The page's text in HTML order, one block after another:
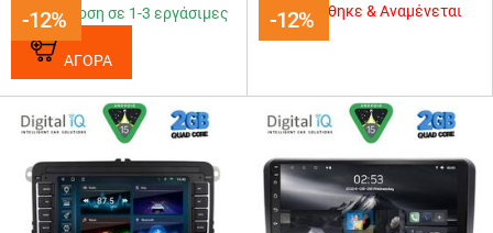
-12%
-12%
Παράδοση σε 1-3 εργάσιμες
ΑΓΟΡΑ
-12%
-12%
Εξαντλήθηκε & Αναμένεται